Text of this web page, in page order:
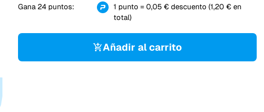
Gana 24 puntos:
1 punto = 0,05 € descuento (1,20 € en
total)
Añadir al carrito